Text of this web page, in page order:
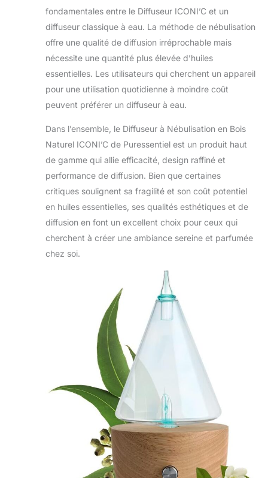
fondamentales entre le Diffuseur ICONI’C et un
diffuseur classique à eau. La méthode de nébulisation
offre une qualité de diffusion irréprochable mais
nécessite une quantité plus élevée d’huiles
essentielles. Les utilisateurs qui cherchent un appareil
pour une utilisation quotidienne à moindre coût
peuvent préférer un diffuseur à eau.
Dans l’ensemble, le Diffuseur à Nébulisation en Bois
Naturel ICONI’C de Puressentiel est un produit haut
de gamme qui allie efficacité, design raffiné et
performance de diffusion. Bien que certaines
critiques soulignent sa fragilité et son coût potentiel
en huiles essentielles, ses qualités esthétiques et de
diffusion en font un excellent choix pour ceux qui
cherchent à créer une ambiance sereine et parfumée
chez soi.